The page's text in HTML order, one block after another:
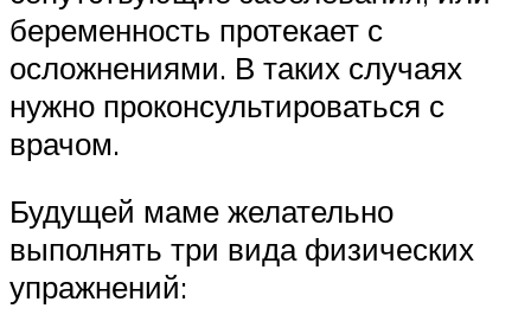
беременность протекает с
осложнениями. В таких случаях
нужно проконсультироваться с
врачом.
Будущей маме желательно
выполнять три вида физических
упражнений: